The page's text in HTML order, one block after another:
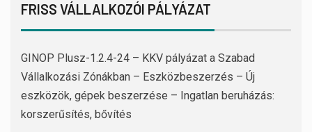
FRISS VÁLLALKOZÓI PÁLYÁZAT
GINOP Plusz-1.2.4-24 – KKV pályázat a Szabad
Vállalkozási Zónákban – Eszközbeszerzés – Új
eszközök, gépek beszerzése – Ingatlan beruházás:
korszerűsítés, bővítés